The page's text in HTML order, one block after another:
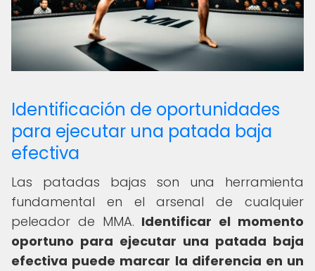
Identificación de oportunidades
para ejecutar una patada baja
efectiva
Las patadas bajas son una herramienta
fundamental en el arsenal de cualquier
peleador de MMA. Identificar el momento
oportuno para ejecutar una patada baja
efectiva puede marcar la diferencia en un